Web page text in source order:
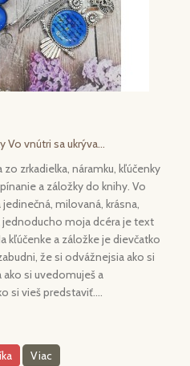
Vo vnútri sa ukrýva...
zrkadielka, náramku, kľúčenky
a záložky do knihy. Vo
jedinečná, milovaná, krásna,
jednoducho moja dcéra je text
kľúčenke a záložke je dievčatko
že si odvážnejsia ako si
ako si uvedomuješ a
si vieš predstaviť....
Viac